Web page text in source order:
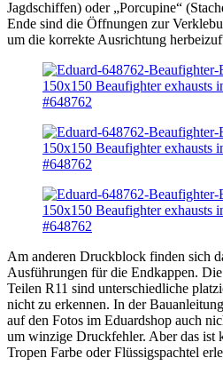
Jagdschiffen) oder „Porcupine“
Ende sind die Öffnungen zur
um die korrekte Ausrichtung
Am anderen Druckblock finden sich
Ausführungen für die Endkappen.
Teilen R11 sind unterschiedliche
nicht zu erkennen. In der
auf den Fotos im Eduardshop auch
um winzige Druckfehler. Aber das ist
Tropen Farbe oder Flüssigspachtel